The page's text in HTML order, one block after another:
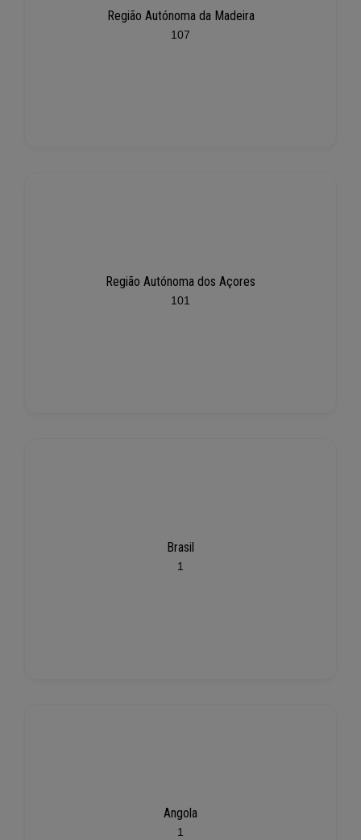
Região Autónoma da Madeira
107
Região Autónoma dos Açores
101
Brasil
1
Angola
1